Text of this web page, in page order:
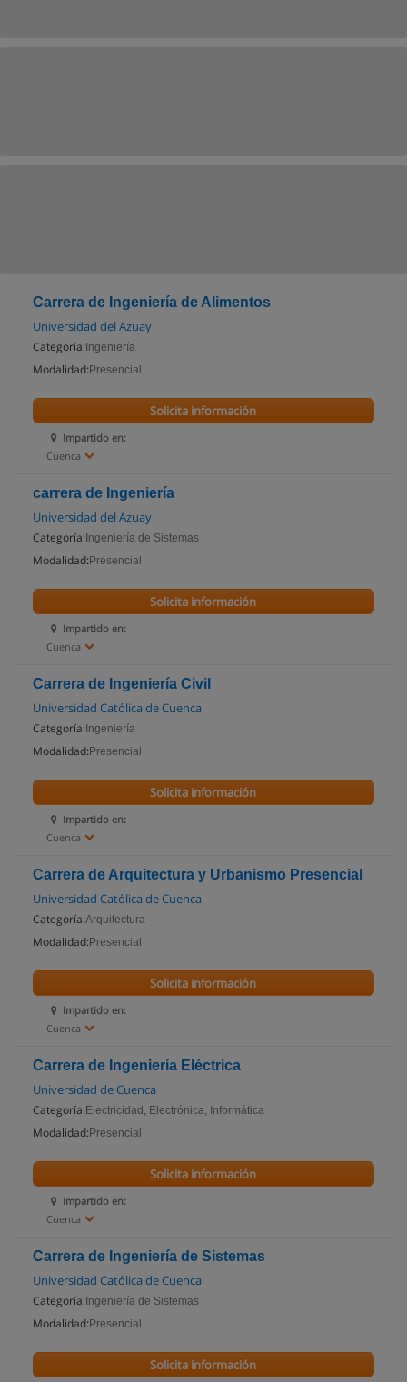
Carrera de Ingeniería de Alimentos
Universidad del Azuay
Categoría: Ingeniería
Modalidad: Presencial
Impartido en:
Cuenca
Solicita información
carrera de Ingeniería
Universidad del Azuay
Categoría: Ingeniería de Sistemas
Modalidad: Presencial
Impartido en:
Cuenca
Solicita información
Carrera de Ingeniería Civil
Universidad Católica de Cuenca
Categoría: Ingeniería
Modalidad: Presencial
Impartido en:
Cuenca
Solicita información
Carrera de Arquitectura y Urbanismo Presencial
Universidad Católica de Cuenca
Categoría:Arquitectura
Modalidad: Presencial
Impartido en:
Cuenca
Solicita información
Carrera de Ingeniería Eléctrica
Universidad de Cuenca
Categoría: Electricidad, Electrónica, Informática
Modalidad: Presencial
Impartido en:
Cuenca
Solicita información
Carrera de Ingeniería de Sistemas
Universidad Católica de Cuenca
Categoría: Ingeniería de Sistemas
Modalidad: Presencial
Solicita información